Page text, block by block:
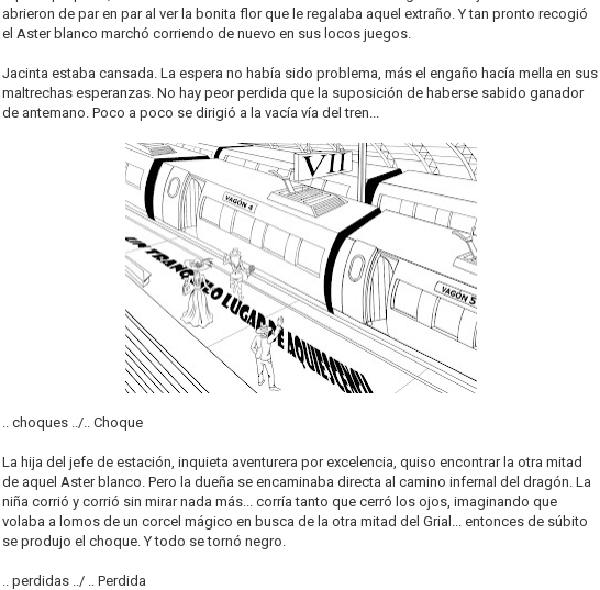
abrieron de par en par al ver la bonita flor que le regalaba aquel extraño. Y tan pronto recogió
el Aster blanco marchó corriendo de nuevo en sus locos juegos.
Jacinta estaba cansada. La espera no había sido problema, más el engaño hacía mella en sus
maltrechas esperanzas. No hay peor perdida que la suposición de haberse sabido ganador
de antemano. Poco a poco se dirigió a la vacía vía del tren...
.. choques ../.. Choque
La hija del jefe de estación, inquieta aventurera por excelencia, quiso encontrar la otra mitad
de aquel Aster blanco. Pero la dueña se encaminaba directa al camino infernal del dragón. La
niña corrió y corrió sin mirar nada más... corría tanto que cerró los ojos, imaginando que
volaba a lomos de un corcel mágico en busca de la otra mitad del Grial... entonces de súbito
se produjo el choque. Y todo se tornó negro.
.. perdidas ../ .. Perdida